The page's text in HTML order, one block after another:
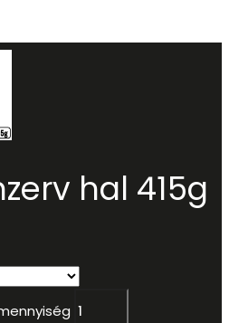
hal 415g